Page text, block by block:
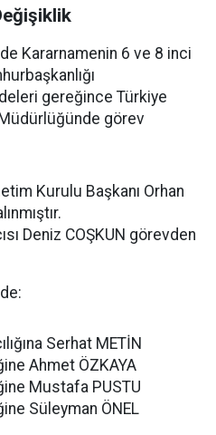
Kararnamenin 6 ve 8 inci
gereğince Türkiye
görev
Kurulu Başkanı Orhan
Deniz COŞKUN görevden
Serhat METİN
Ahmet ÖZKAYA
Mustafa PUSTU
Süleyman ÖNEL